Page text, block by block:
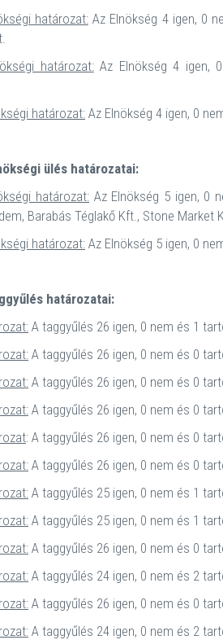
határozat:Az Elnökség 4 igen, 0
határozat:Az Elnökség 4 igen,
határozat: Az Elnökség 4 igen, 0
ülés határozatai:
határozat:Az Elnökség 5 igen, 0
Barabás Téglakő Kft., Stone
határozat: Az Elnökség 5 igen, 0
határozatai:
A taggyűlés 26 igen, 0 nem és 1
A taggyűlés 26 igen, 0 nem és 0
A taggyűlés 26 igen, 0 nem és 0
A taggyűlés 26 igen, 0 nem és 0
: A taggyűlés 26 igen, 0 nem és 0
A taggyűlés 26 igen, 0 nem és 0
A taggyűlés 25 igen, 0 nem és 1
A taggyűlés 25 igen, 0 nem és 1
A taggyűlés 26 igen, 0 nem és 0
A taggyűlés 24 igen, 0 nem és 2
A taggyűlés 26 igen, 0 nem és 0
A taggyűlés 24 igen, 0 nem és 2